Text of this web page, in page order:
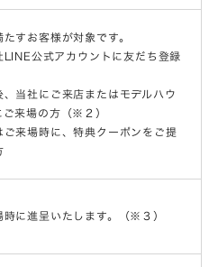
すお客様が対象です。
LINE公式アカウントに友だち登録
、当社にご来店またはモデルハウ
ご来場の方（※２）
ご来場時に、特典クーポンをご提
時に進呈いたします。（※３）